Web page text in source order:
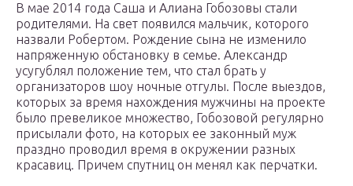
В мае 2014 года Саша и Алиана Гобозовы стали
родителями. На свет появился мальчик, которого
назвали Робертом. Рождение сына не изменило
напряженную обстановку в семье. Александр
усугублял положение тем, что стал брать у
организаторов шоу ночные отгулы. После выездов,
которых за время нахождения мужчины на проекте
было превеликое множество, Гобозовой регулярно
присылали фото, на которых ее законный муж
праздно проводил время в окружении разных
красавиц. Причем спутниц он менял как перчатки.